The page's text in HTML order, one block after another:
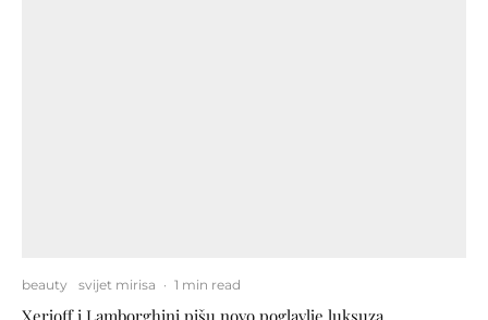
beauty svijet mirisa · 1 min read